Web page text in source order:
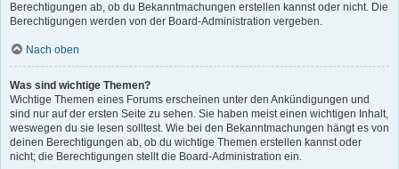
Berechtigungen ab, ob du Bekanntmachungen erstellen kannst oder nicht. Die
Berechtigungen werden von der Board-Administration vergeben.
Nach oben
Was sind wichtige Themen?
Wichtige Themen eines Forums erscheinen unter den Ankündigungen und
sind nur auf der ersten Seite zu sehen. Sie haben meist einen wichtigen Inhalt,
weswegen du sie lesen solltest. Wie bei den Bekanntmachungen hängt es von
deinen Berechtigungen ab, ob du wichtige Themen erstellen kannst oder
nicht; die Berechtigungen stellt die Board-Administration ein.